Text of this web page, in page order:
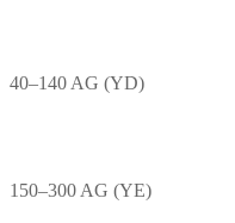
40–140 AG (YD)
150–300 AG (YE)